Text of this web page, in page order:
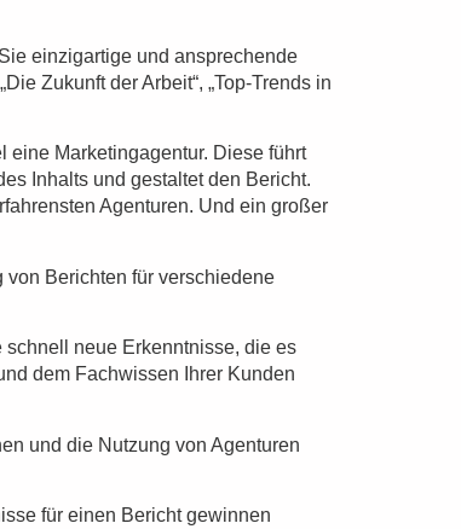
einzigartige und ansprechende
Zukunft der Arbeit“, „Top-Trends in
eine Marketingagentur. Diese führt
Inhalts und gestaltet den Bericht.
Agenturen. Und ein großer
von Berichten für verschiedene
neue Erkenntnisse, die es
dem Fachwissen Ihrer Kunden
und die Nutzung von Agenturen
für einen Bericht gewinnen